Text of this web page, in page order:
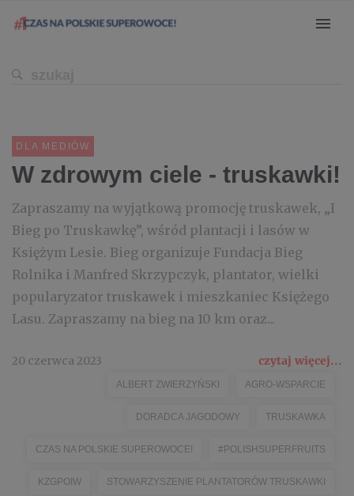
DLA MEDIÓW
W zdrowym ciele - truskawki!
Zapraszamy na wyjątkową promocję truskawek, „I
Bieg po Truskawkę”, wśród plantacji i lasów w
Księżym Lesie. Bieg organizuje Fundacja Bieg
Rolnika i Manfred Skrzypczyk, plantator, wielki
popularyzator truskawek i mieszkaniec Księżego
Lasu. Zapraszamy na bieg na 10 km oraz...
20 czerwca 2023 czytaj więcej...
ALBERT ZWIERZYŃSKI AGRO-WSPARCIE
DORADCA JAGODOWY TRUSKAWKA
CZAS NA POLSKIE SUPEROWOCE! #POLISHSUPERFRUITS
KZGPOIW STOWARZYSZENIE PLANTATORÓW TRUSKAWKI